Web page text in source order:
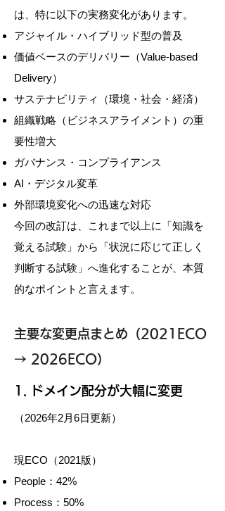
は、特に以下の実務変化があります。
アジャイル・ハイブリッド型の普及
価値ベースのデリバリー（Value-based
Delivery）
サステナビリティ（環境・社会・経済）
組織戦略（ビジネスアライメント）の重
要性増大
ガバナンス・コンプライアンス
AI・デジタル変革
外部環境変化への迅速な対応
今回の改訂は、これまで以上に「知識を
覚える試験」から「状況に応じて正しく
判断する試験」へ進化することが、本質
的なポイントと言えます。
主要な変更点まとめ（2021ECO
→ 2026ECO）
​1. ドメイン配分が大幅に変更
（2026年2月6日更新）
現ECO（2021版）
People：42%
Process：50%